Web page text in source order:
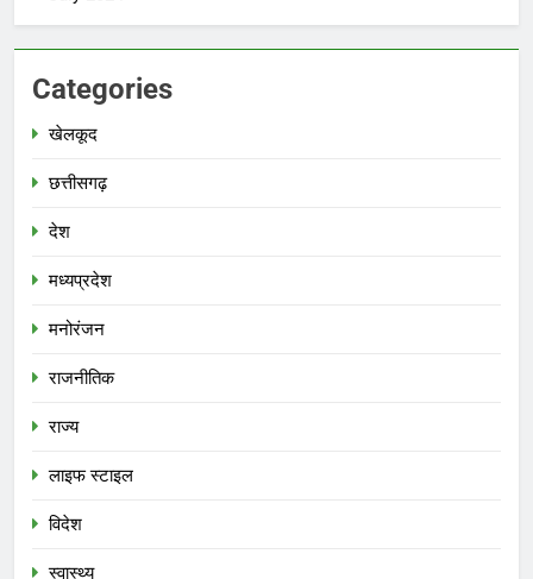
Categories
खेलकूद
छत्तीसगढ़
देश
मध्‍यप्रदेश
मनोरंजन
राजनीतिक
राज्य
लाइफ स्टाइल
विदेश
स्‍वास्‍थ्‍य